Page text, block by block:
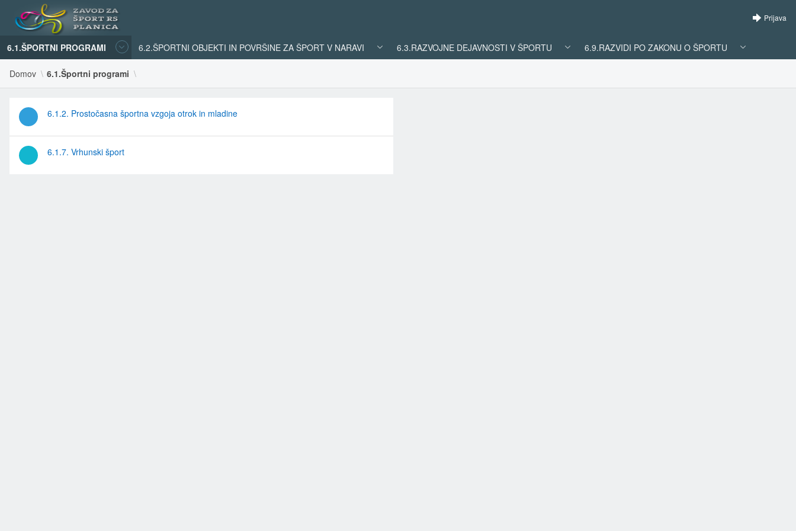
Prijava
6.1.ŠPORTNI PROGRAMI 6.2.ŠPORTNI OBJEKTI IN POVRŠINE ZA ŠPORT V NARAVI 6.3.RAZVOJNE DEJAVNOSTI V ŠPORTU 6.9.RAZVIDI PO ZAKONU O ŠPORTU
Domov 6.1.Športni programi
6.1.2. Prostočasna športna vzgoja otrok in mladine
6.1.7. Vrhunski šport